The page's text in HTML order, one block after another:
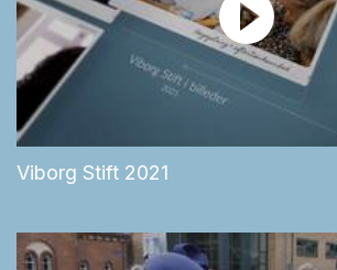
Viborg Stift 2021